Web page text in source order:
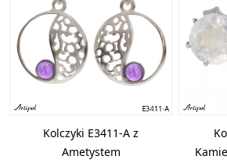
Kolczyki E3411-A z
Ametystem